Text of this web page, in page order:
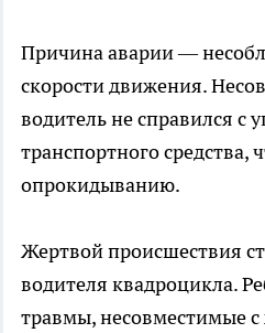
Причина аварии —
скорости движения.
водитель не справился с
транспортного средства,
опрокидыванию.
Жертвой происшествия
водителя квадроцикла.
травмы, несовместимые